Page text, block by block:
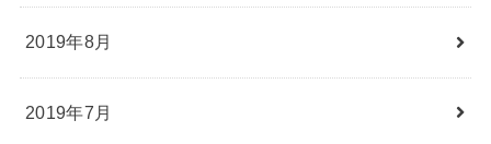
2019年8月
2019年7月